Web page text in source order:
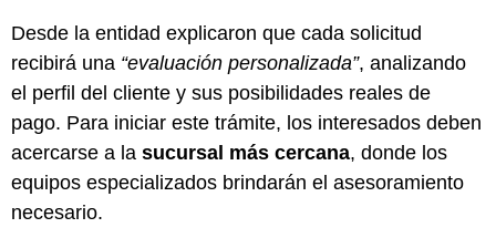
Desde la entidad explicaron que cada solicitud
recibirá una “evaluación personalizada”, analizando
el perfil del cliente y sus posibilidades reales de
pago. Para iniciar este trámite, los interesados deben
acercarse a la sucursal más cercana, donde los
equipos especializados brindarán el asesoramiento
necesario.